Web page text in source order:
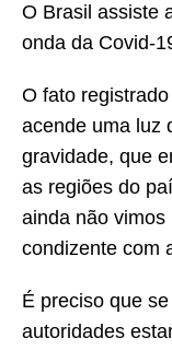
O Brasil assiste
onda da Covid-
O fato
acende uma luz
gravidade, que
as regiões do
ainda não
condizente com
É preciso que
autoridades